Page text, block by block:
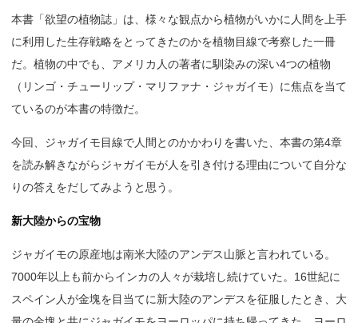
本書「欲望の植物誌」は、様々な観点から植物がいかに人間を上手
に利用した生存戦略をとってきたのかを植物目線で考察した一冊
だ。植物の中でも、アメリカ人の著者に馴染みの深い4つの植物
（リンゴ・チューリップ・マリファナ・ジャガイモ）に焦点を当て
ているのが本書の特徴だ。
今回、ジャガイモ目線で人間とのかかわりを書いた、本書の第4章
を読み解きながらジャガイモが人を引き付ける理由について自分な
りの答えをだしてみようと思う。
新大陸からの宝物
ジャガイモの原産地は南米大陸のアンデス山脈と言われている。
7000年以上も前からインカの人々が栽培し続けていた。16世紀に
スペイン人が金塊を目当てに新大陸のアンデスを征服したとき、大